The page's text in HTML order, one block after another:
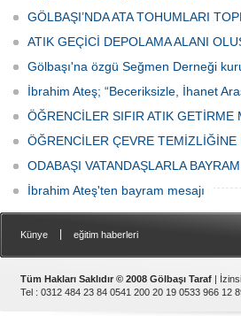
GÖLBAŞI’NDA ATA TOHUMLARI
ATIK GEÇİCİ DEPOLAMA ALANI
Gölbaşı'na özgü Seğmen Derneği
İbrahim Ateş; “Beceriksizle, İhanet
ÖĞRENCİLER SIFIR ATIK GETİRME
ÖĞRENCİLER ÇEVRE TEMİZLİĞİNE
ODABAŞI VATANDAŞLARLA
İbrahim Ateş'ten bayram mesajı
Künye eğitim haberleri
Tüm Hakları Saklıdır © 2008 Gölbaşı Taraf |
Tel : 0312 484 23 84 0541 200 20 19 0533 966 12